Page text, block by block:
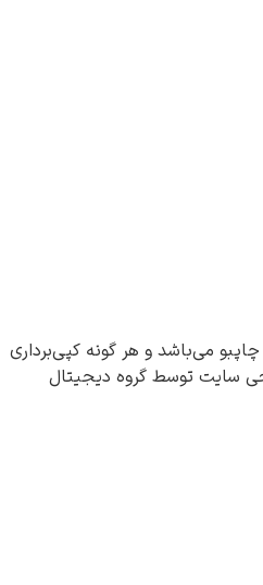
و هر گونه کپی‌برداری
گروه دیجیتال